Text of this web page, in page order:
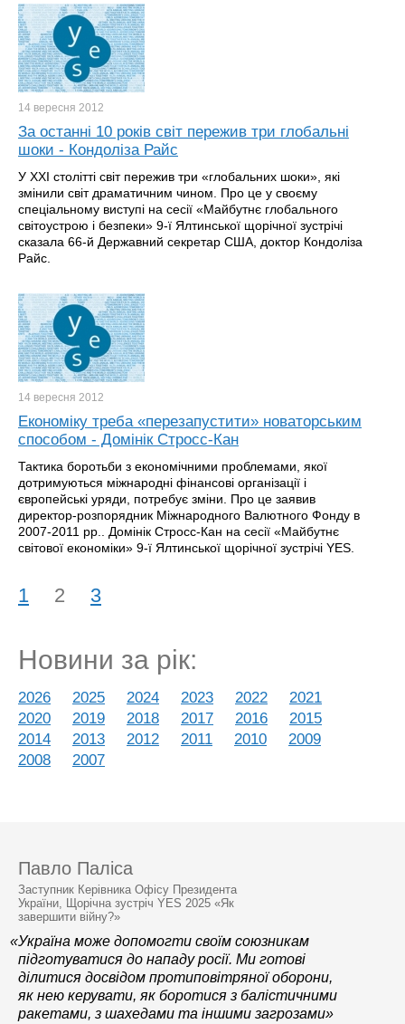
14 вересня 2012
За останні 10 років світ пережив три глобальні
шоки - Кондоліза Райс
У XXI столітті світ пережив три «глобальних шоки», які
змінили світ драматичним чином. Про це у своєму
спеціальному виступі на сесії «Майбутнє глобального
світоустрою і безпеки» 9-ї Ялтинської щорічної зустрічі
сказала 66-й Державний секретар США, доктор Кондоліза
Райс.
14 вересня 2012
Економіку треба «перезапустити» новаторським
способом - Домінік Стросс-Кан
Тактика боротьби з економічними проблемами, якої
дотримуються міжнародні фінансові організації і
європейські уряди, потребує зміни. Про це заявив
директор-розпорядник Міжнародного Валютного Фонду в
2007-2011 рр.. Домінік Стросс-Кан на сесії «Майбутнє
світової економіки» 9-ї Ялтинської щорічної зустрічі YES.
1 2 3
Новини за рік:
2026 2025 2024 2023 2022
2021
2020
2019 2018 2017 2016
2015
2014
2013 2012 2011 2010
2009
2008
2007
Павло Паліса
Заступник Керівника Офісу Президента
України, Щорічна зустріч YES 2025 «Як
завершити війну?»
«Україна може допомогти своїм союзникам
підготуватися до нападу росії. Ми готові
ділитися досвідом протиповітряної оборони,
як нею керувати, як боротися з балістичними
ракетами, з шахедами та іншими загрозами»